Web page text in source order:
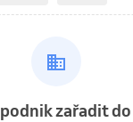
zařadit